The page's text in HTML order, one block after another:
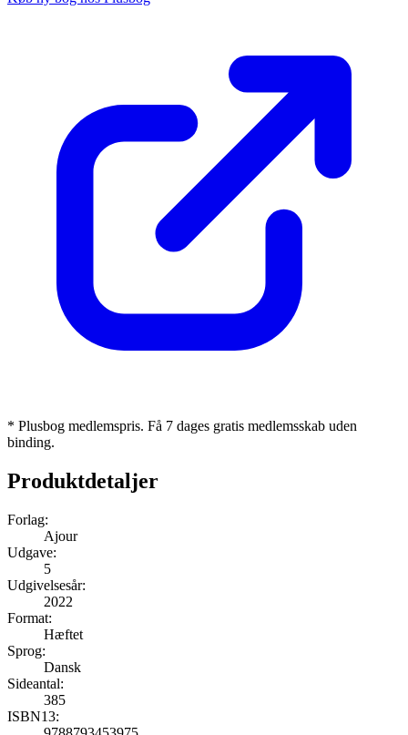
* Plusbog medlemspris. Få 7 dages gratis medlemsskab uden
binding.
Produktdetaljer
Forlag:
Ajour
Udgave:
5
Udgivelsesår:
2022
Format:
Hæftet
Sprog:
Dansk
Sideantal:
385
ISBN13: